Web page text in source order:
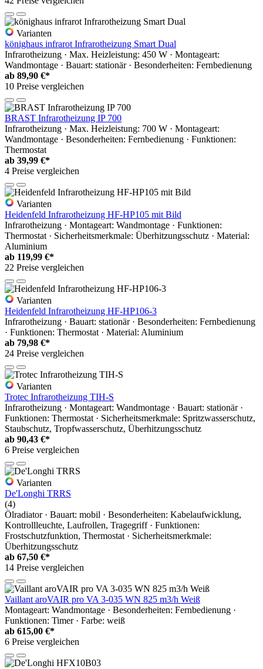
Varianten
könighaus infrarot Infrarotheizung Smart Dual
Infrarotheizung · Max. Heizleistung: 450 W · Montageart:
Wandmontage · Bauart: stationär · Besonderheiten: Fernbedienung
ab 89,90 €*
10 Preise vergleichen
BRAST Infrarotheizung IP 700
Infrarotheizung · Max. Heizleistung: 700 W · Montageart:
Wandmontage · Besonderheiten: Fernbedienung · Funktionen:
Thermostat
ab 39,99 €*
4 Preise vergleichen
Varianten
Heidenfeld Infrarotheizung HF-HP105 mit Bild
Infrarotheizung · Montageart: Wandmontage · Funktionen:
Thermostat · Sicherheitsmerkmale: Überhitzungsschutz · Material:
Aluminium
ab 119,99 €*
22 Preise vergleichen
Varianten
Heidenfeld Infrarotheizung HF-HP106-3
Infrarotheizung · Bauart: stationär · Besonderheiten: Fernbedienung
· Funktionen: Thermostat · Material: Aluminium
ab 79,98 €*
24 Preise vergleichen
Varianten
Trotec Infrarotheizung TIH-S
Infrarotheizung · Montageart: Wandmontage · Bauart: stationär ·
Funktionen: Thermostat · Sicherheitsmerkmale: Spritzwasserschutz,
Staubschutz, Tropfwasserschutz, Überhitzungsschutz
ab 90,43 €*
6 Preise vergleichen
Varianten
De'Longhi TRRS
(4)
Ölradiator · Bauart: mobil · Besonderheiten: Kabelaufwicklung,
Kontrollleuchte, Laufrollen, Tragegriff · Funktionen:
Frostschutzfunktion, Thermostat · Sicherheitsmerkmale:
Überhitzungsschutz
ab 67,50 €*
14 Preise vergleichen
Vaillant aroVAIR pro VA 3-035 WN 825 m3/h Weiß
Montageart: Wandmontage · Besonderheiten: Fernbedienung ·
Funktionen: Timer · Farbe: weiß
ab 615,00 €*
6 Preise vergleichen